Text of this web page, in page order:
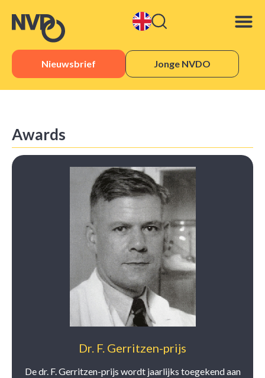
Nieuwsbrief Jonge NVDO
Awards
Dr. F. Gerritzen-prijs
De dr. F. Gerritzen-prijs wordt jaarlijks toegekend aan